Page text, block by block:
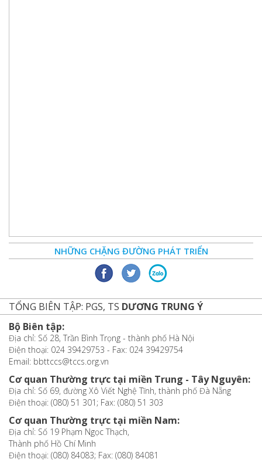
NHỮNG CHẶNG ĐƯỜNG PHÁT TRIỂN
TỔNG BIÊN TẬP: PGS, TS DƯƠNG TRUNG Ý
Bộ Biên tập:
Địa chỉ: Số 28, Trần Bình Trọng - thành phố Hà Nội
Điện thoại: 024 39429753 - Fax: 024 39429754
Email: bbttccs@tccs.org.vn
Cơ quan Thường trực tại miền Trung - Tây Nguyên:
Địa chỉ: Số 69, đường Xô Viết Nghệ Tĩnh, thành phố Đà Nẵng
Điện thoại: (080) 51 301; Fax: (080) 51 303
Cơ quan Thường trực tại miền Nam:
Địa chỉ: Số 19 Phạm Ngọc Thạch,
Thành phố Hồ Chí Minh
Điện thoại: (080) 84083; Fax: (080) 84081